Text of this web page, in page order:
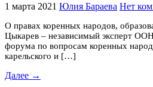
1 марта 2021 Юлия Бараева Нет
О правах коренных народов,
Цыкарев – независимый эксперт
форума по вопросам коренных
карельского и […]
Далее →